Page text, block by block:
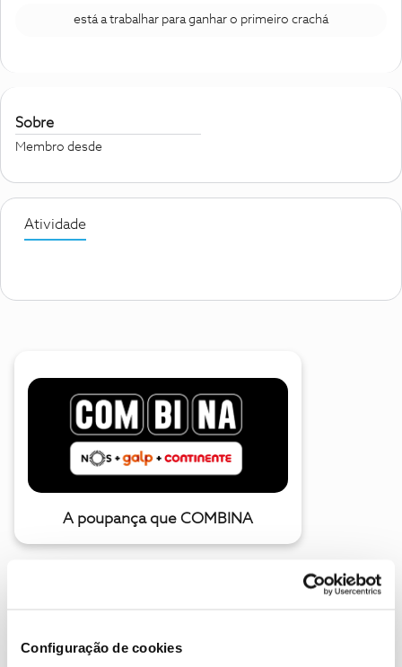
Configuração de cookies
está a trabalhar para ganhar o primeiro crachá
Sobre
Membro desde
Atividade
A poupança que COMBINA